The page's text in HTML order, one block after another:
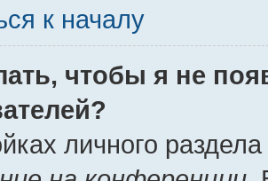
к началу
чтобы я не
личного